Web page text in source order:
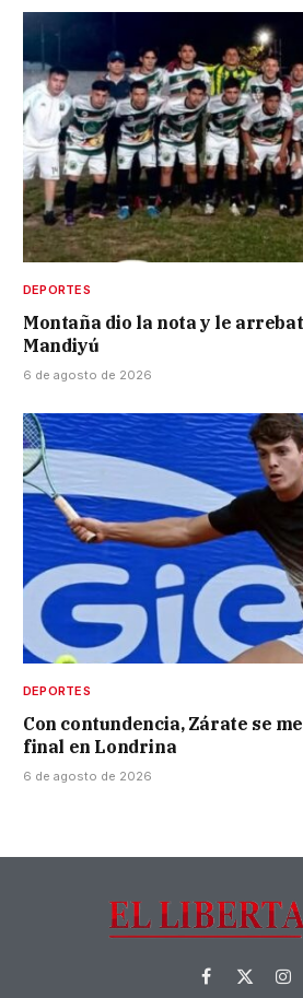
DEPORTES
Montaña dio la nota y le
Mandiyú
6 de agosto de 2026
DEPORTES
Con contundencia, Zárate se
final en Londrina
6 de agosto de 2026
Facebook
X